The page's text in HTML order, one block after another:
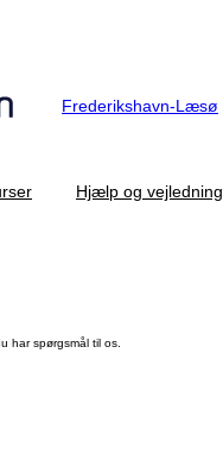
Frederikshavn-Læsø
Hjælp og vejledning
har spørgsmål til os.